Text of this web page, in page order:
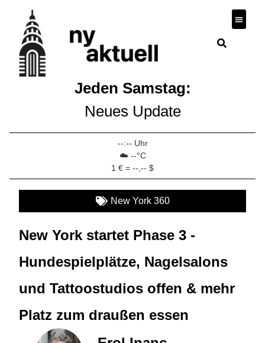
Jeden Samstag:
Neues Update
--:-- Uhr
☁️ --°C
1 € = --,-- $
New York 360
New York startet Phase 3 -
Hundespielplätze, Nagelsalons
und Tattoostudios offen & mehr
Platz zum draußen essen